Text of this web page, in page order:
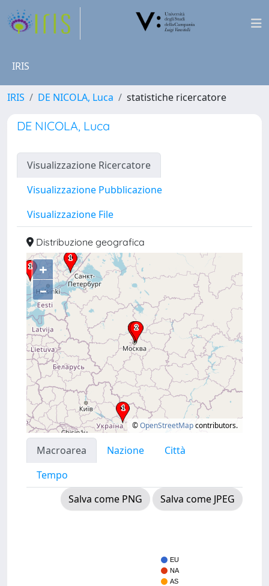
IRIS
IRIS DE NICOLA, Luca statistiche ricercatore
DE NICOLA, Luca
Visualizzazione Ricercatore
Visualizzazione Pubblicazione
Visualizzazione File
Distribuzione geografica
+
–
©OpenStreetMapcontributors.
Macroarea Nazione
Città
Tempo
Salva come PNG
Salva come JPEG
EU
NA
AS